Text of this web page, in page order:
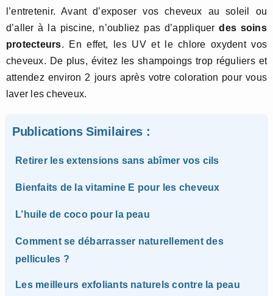
l’entretenir. Avant d’exposer vos cheveux au soleil ou
d’aller à la piscine, n’oubliez pas d’appliquerdes soins
protecteurs. En effet, les UV et le chlore oxydent vos
cheveux. De plus, évitez les shampoings trop réguliers et
attendez environ 2 jours après votre coloration pour vous
laver les cheveux.
Publications Similaires :
Retirer les extensions sans abîmer vos cils
Bienfaits de la vitamine E pour les cheveux
L’huile de coco pour la peau
Comment se débarrasser naturellement des
pellicules ?
Les meilleurs exfoliants naturels contre la peau